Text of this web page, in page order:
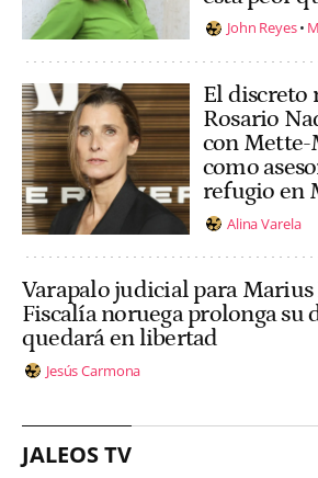
John Reyes
El discreto
Rosario
con Mette-
como
refugio en
Alina Varela
Varapalo judicial para Marius
Fiscalía noruega prolonga su
quedará en libertad
Jesús Carmona
JALEOS TV